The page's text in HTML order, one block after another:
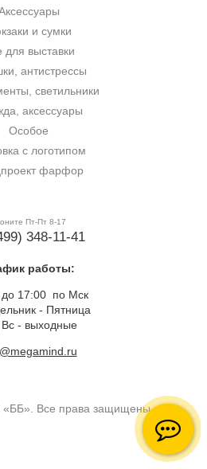
и сумки
для выставки
антистрессы
светильники
аксессуары
Особое
с логотипом
фарфор
Пт-Пт 8-17
348-11-41
работы:
до 17:00 по Мск
- Пятница
- выходные
Все права защищены.